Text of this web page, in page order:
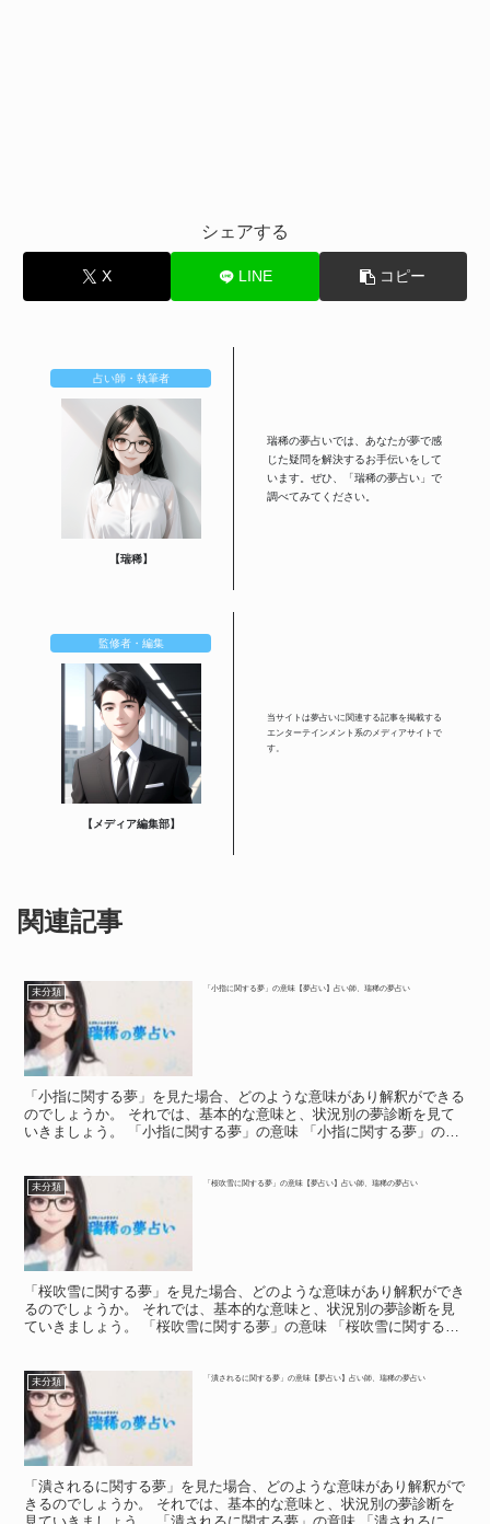
シェアする
X LINE コピー
占い師・執筆者
【瑞稀】
瑞稀の夢占いでは、あなたが夢で感
じた疑問を解決するお手伝いをして
います。ぜひ、「瑞稀の夢占い」で
調べてみてください。
監修者・編集
【メディア編集部】
当サイトは夢占いに関連する記事を掲載する
エンターテインメント系のメディアサイトで
す。
関連記事
未分類 「小指に関する夢」の意味【夢占い】占い師、瑞稀の夢占い
「小指に関する夢」を見た場合、どのような意味があり解釈ができる
のでしょうか。 それでは、基本的な意味と、状況別の夢診断を見て
いきましょう。 「小指に関する夢」の意味 「小指に関する夢」の意
未分類 「桜吹雪に関する夢」の意味【夢占い】占い師、瑞稀の夢占い
「桜吹雪に関する夢」を見た場合、どのような意味があり解釈ができ
るのでしょうか。 それでは、基本的な意味と、状況別の夢診断を見
ていきましょう。 「桜吹雪に関する夢」の意味 「桜吹雪に関する
未分類 「潰されるに関する夢」の意味【夢占い】占い師、瑞稀の夢占い
「潰されるに関する夢」を見た場合、どのような意味があり解釈がで
きるのでしょうか。 それでは、基本的な意味と、状況別の夢診断を